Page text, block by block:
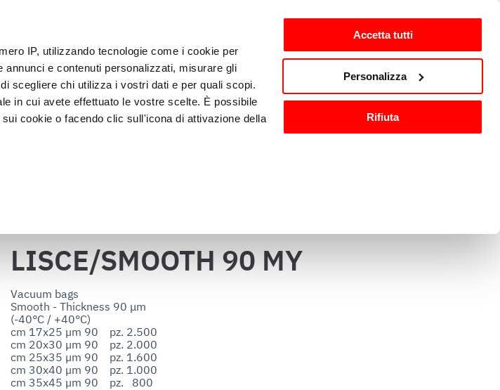
IP, utilizzando tecnologie come i cookie per
e contenuti personalizzati, misurare gli
scegliere chi utilizza i vostri dati e per quali scopi.
in cui avete effettuato le vostre scelte. È possibile
cookie o facendo clic sull'icona di attivazione della
specifiche (impronte digitali).
personalizzare contenuti ed annunci, per fornire
sul modo in cui l’utente utilizza il nostro
i quali potrebbero combinarle con altre
Accetta tutti
Personalizza
Rifiuta
Klanten nl-NL
en
Vacumeren en
verpakken
Wassen en
sanitisatie
Keukenaccessoires
LISCE/SMOOTH 90 MY
Vacuum bags
Smooth - Thickness 90 μm
(-40°C / +40°C)
cm 17x25 µm 90    pz. 2.500
cm 20x30 µm 90    pz. 2.000
cm 25x35 µm 90    pz. 1.600
cm 30x40 µm 90    pz. 1.000
cm 35x45 µm 90    pz.   800